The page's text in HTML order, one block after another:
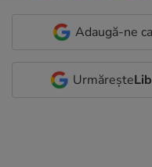
Adaugă-ne
Urmărește